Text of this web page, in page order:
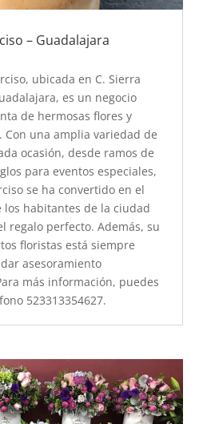
– Guadalajara
ubicada en C. Sierra
es un negocio
de hermosas flores y
Con una amplia variedad de
ocasión, desde ramos de
para eventos especiales,
se ha convertido en el
los habitantes de la ciudad
regalo perfecto. Además, su
floristas está siempre
asesoramiento
más información, puedes
523313354627.